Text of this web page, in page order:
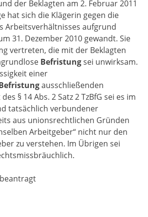
der Beklagten am 2. Februar 2011
hat sich die Klägerin gegen die
Arbeitsverhältnisses aufgrund
31. Dezember 2010 gewandt. Sie
vertreten, die mit der Beklagten
Befristungsei unwirksam.
einer
ausschließenden
§ 14 Abs. 2 Satz 2 TzBfG sei es im
tatsächlich verbundener
aus unionsrechtlichen Gründen
Arbeitgeber“ nicht nur den
zu verstehen. Im Übrigen sei